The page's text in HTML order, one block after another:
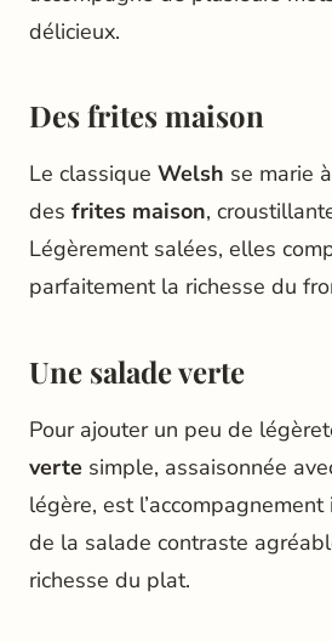
délicieux.
Des frites maison
Le classique Welsh se marie
des frites maison,
Légèrement salées, elles
parfaitement la richesse du
Une salade verte
Pour ajouter un peu de
verte simple, assaisonnée
légère, est
de la salade contraste
richesse du plat.